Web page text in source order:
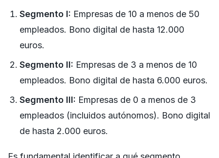
Segmento I: Empresas de 10 a menos de 50
empleados. Bono digital de hasta 12.000
euros.
Segmento II: Empresas de 3 a menos de 10
empleados. Bono digital de hasta 6.000 euros.
Segmento III: Empresas de 0 a menos de 3
empleados (incluidos autónomos). Bono digital
de hasta 2.000 euros.